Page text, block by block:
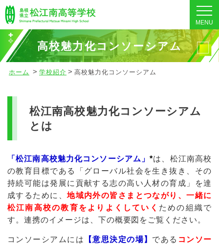
MENU
高校魅力化コンソーシアム
ホーム 学校紹介 高校魅力化コンソーシアム
松江南高校魅力化コンソーシアム
とは
「松江南高校魅力化コンソーシアム」*は、松江南高校
の教育目標である「グローバル社会を生き抜き、その
持続可能は発展に貢献する志の高い人材の育成」を達
成するために、地域内外の皆さまとつながり、一緒に
松江南高校の教育をよりよくしていく ための組織で
す。連携のイメージは、下の概要図をご覧ください。
コンソーシアムには 【意思決定の場】 である コンソー